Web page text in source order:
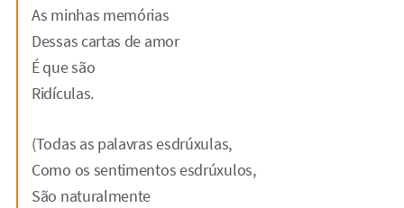
As minhas memórias
Dessas cartas de amor
É que são
Ridículas.
(Todas as palavras esdrúxulas,
Como os sentimentos esdrúxulos,
São naturalmente